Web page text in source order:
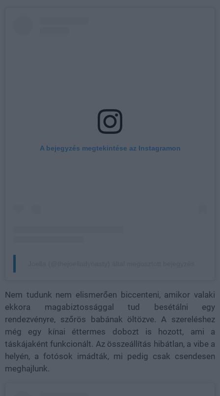
A bejegyzés megtekintése az Instagramon
Nem tudunk nem elismerően biccenteni, amikor valaki
ekkora magabiztossággal tud besétálni egy
rendezvényre, szőrös babának öltözve. A szereléshez
még egy kínai éttermes dobozt is hozott, ami a
táskájaként funkcionált. Az összeállítás hibátlan, a vibe a
helyén, a fotósok imádták, mi pedig csak csendesen
meghajlunk.